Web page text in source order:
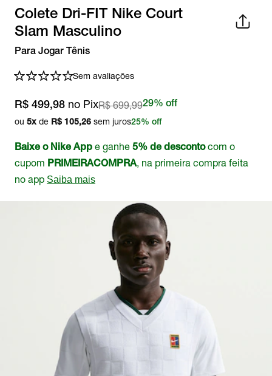
Colete Dri-FIT Nike Court
Slam Masculino
Para Jogar Tênis
Sem avaliações
R$ 499,98 no PixR$ 699,9929% off
ou 5x de R$ 105,26 sem juros25% off
Baixe o Nike App e ganhe 5% de descontocom o
cupom PRIMEIRACOMPRA, na primeira compra feita
no app Saiba mais